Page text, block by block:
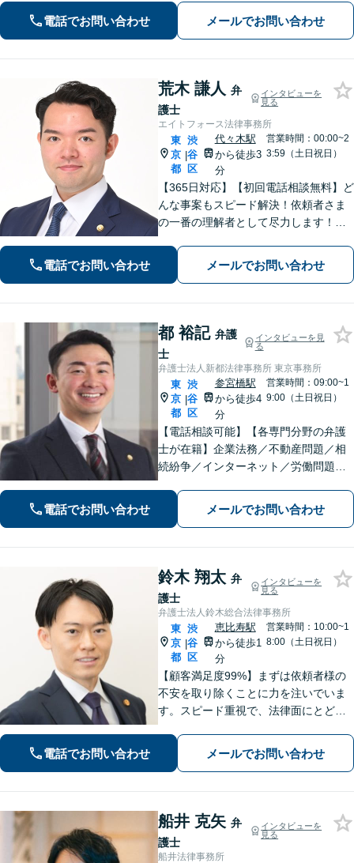
を解決に導きます。【電話・メール・
WEB面談可】【渋谷駅6分】
電話でお問い合わせ メールでお問い合わせ
荒木 謙人 弁
護士
インタビューを
見る
エイトフォース法律事務所
東
京
都
|
渋
谷
区
代々木駅
から徒歩3
分
営業時間：00:00~2
3:59（土日祝日）
【365日対応】【初回電話相談無料】ど
んな事案もスピード解決！依頼者さま
の一番の理解者として尽力します！注
題／インターネット／男女問題／相続
／債権回収／不動産／企業法務など
電話でお問い合わせ メールでお問い合わせ
都 裕記 弁護
士
インタビューを見
る
弁護士法人新都法律事務所 東京事務所
東
京
都
|
渋
谷
区
参宮橋駅
から徒歩4
分
営業時間：09:00~1
9:00（土日祝日）
【電話相談可能】【各専門分野の弁護
士が在籍】企業法務／不動産問題／相
続紛争／インターネット／労働問題／
幅広い分野に対応【英語・韓国語対
応】大手事務所所属経験あり【夜間・
電話でお問い合わせ メールでお問い合わせ
鈴木 翔太 弁
護士
インタビューを
見る
弁護士法人鈴木総合法律事務所
東
京
都
|
渋
谷
区
恵比寿駅
から徒歩1
分
営業時間：10:00~1
8:00（土日祝日）
【顧客満足度99%】まずは依頼者様の
不安を取り除くことに力を注いでいま
す。スピード重視で、法律面にとどま
刑事事件・離婚問題、不動産トラブ
ル、相続などお悩みのことはぜひご相
電話でお問い合わせ メールでお問い合わせ
船井 克矢 弁
護士
インタビューを
見る
船井法律事務所